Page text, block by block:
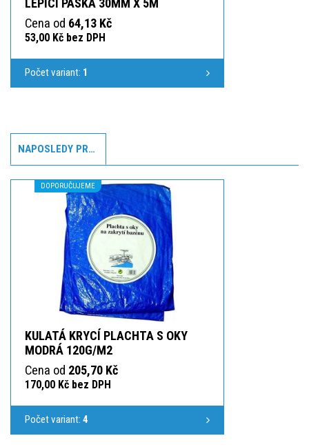
LEPICÍ PÁSKA 30MM X 5M
Cena od 64,13 Kč
53,00 Kč bez DPH
Počet variant: 1
NAPOSLEDY PROHLÍŽENÉ
DOPORUČUJEME
KULATÁ KRYCÍ PLACHTA S OKY
MODRÁ 120G/M2
Cena od 205,70 Kč
170,00 Kč bez DPH
Počet variant: 4